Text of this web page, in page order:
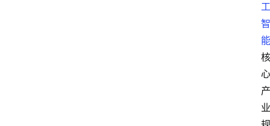
工
智
能
核
心
产
业